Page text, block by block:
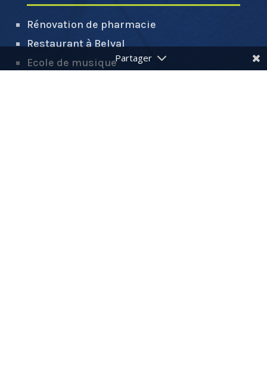
Rénovation de pharmacie
Restaurant à Belval
Ecole de musique